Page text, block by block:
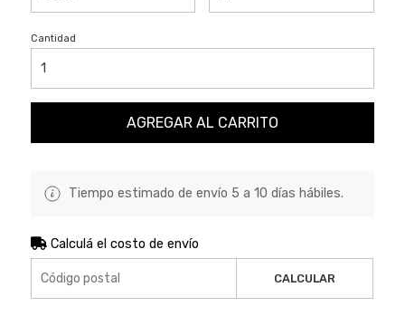
Cantidad
AGREGAR AL CARRITO
Tiempo estimado de envío 5 a 10 días hábiles.
Calculá el costo de envío
CALCULAR